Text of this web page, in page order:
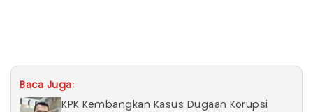
Baca Juga:
KPK Kembangkan Kasus Dugaan Korupsi